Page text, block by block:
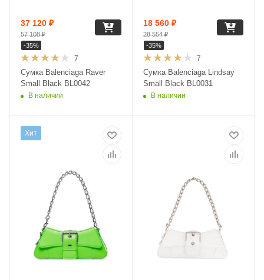
7
Сумка Balenciaga Raver
Small Black BL0042
В наличии
37 120 ₽
57 108₽
-35%
7
Сумка Balenciaga Lindsay
Small Black BL0031
В наличии
18 560₽
28 554₽
-35%
Хит